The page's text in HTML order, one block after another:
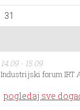
31
14.09 - 15.09
Industrijski forum IRT
pogledaj sve